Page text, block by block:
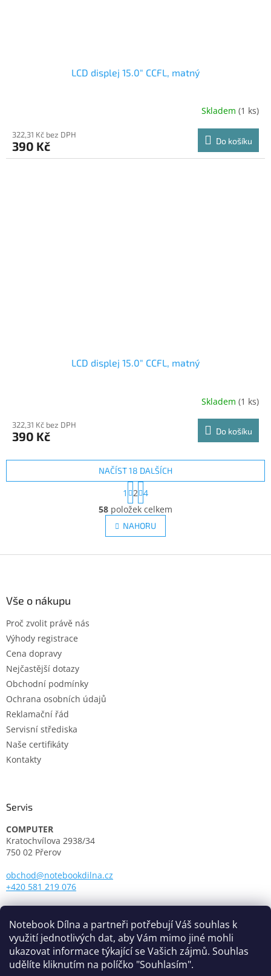
Notebook Dílna a partneři potřebují Váš souhlas k
využití jednotlivých dat, aby Vám mimo jiné mohli
ukazovat informace týkající se Vašich zájmů. Souhlas
udělíte kliknutím na políčko "Souhlasím".
LCD displej 15.0" CCFL, matný
Skladem (1 ks)
322,31 Kč bez DPH
390 Kč Do košíku
LCD displej 15.0" CCFL, matný
Skladem (1 ks)
322,31 Kč bez DPH
390 Kč Do košíku
O
v
l
á
NAČÍST 18 DALŠÍCH
t
r
á
n
k
v
1 2 4
58 položek celkem
NAHORU
Vše o nákupu
Proč zvolit právě nás
Výhody registrace
Cena dopravy
Nejčastější dotazy
Obchodní podmínky
Ochrana osobních údajů
Reklamační řád
Servisní střediska
Naše certifikáty
Kontakty
Servis
COMPUTER
Kratochvílova 2938/34
750 02 Přerov
obchod@notebookdilna.cz
+420 581 219 076
Pondělí - Pátek: 9.00 - 17.00